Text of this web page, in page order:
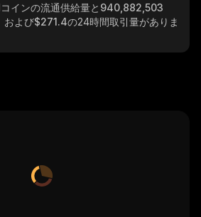
コインの流通供給量と 940,882,503
および$271.4の24時間取引量がありま